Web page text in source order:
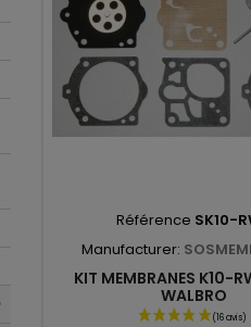
Référence SK10-
Manufacturer:
KIT MEMBRANES K10-
WALBRO